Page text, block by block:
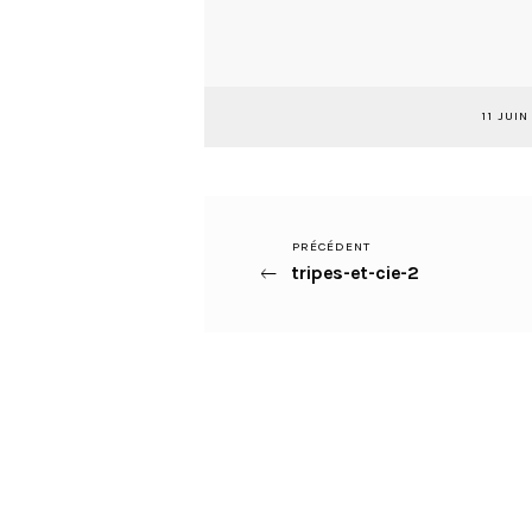
11
Navigation
Article
précédent
PRÉCÉDENT
tripes-et-cie-2